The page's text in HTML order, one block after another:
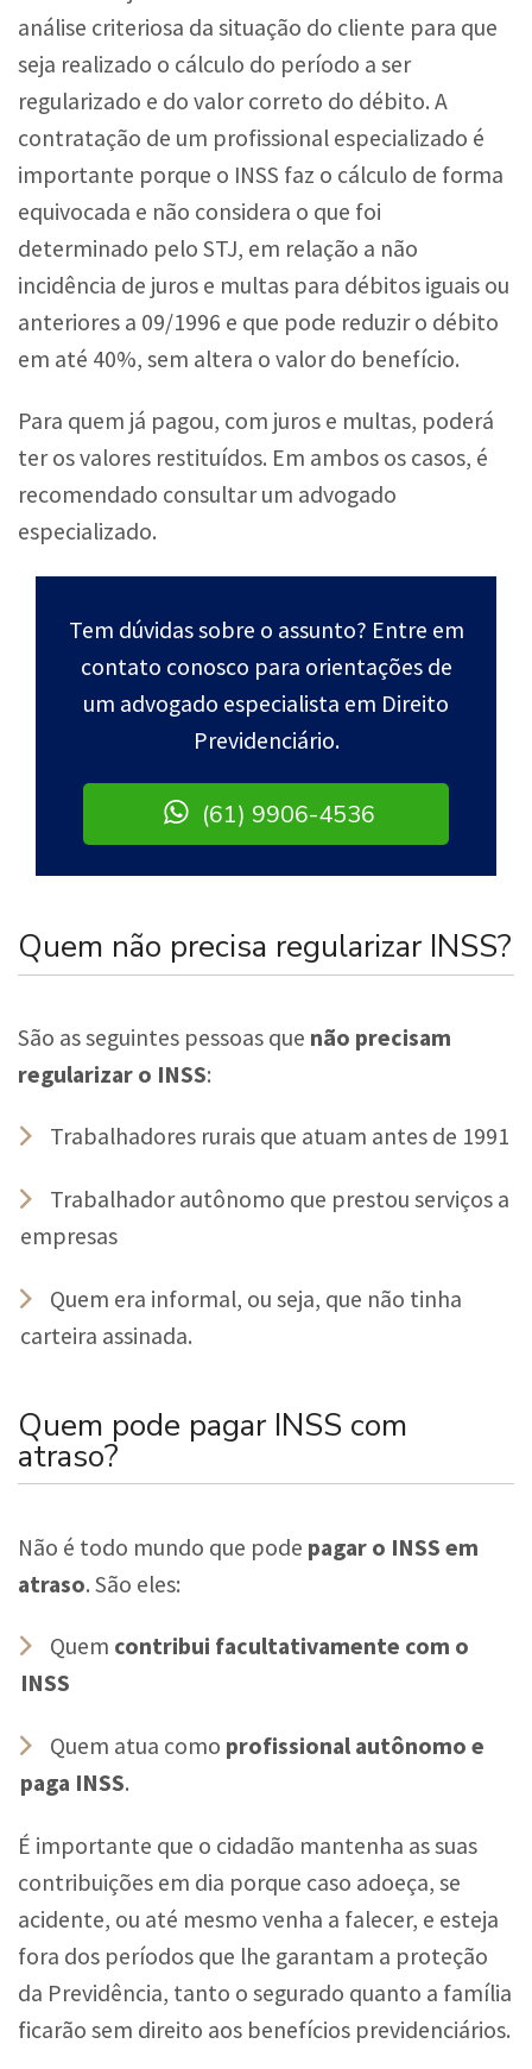
análise criteriosa da situação do cliente para que
seja realizado o cálculo do período a ser
regularizado e do valor correto do débito. A
contratação de um profissional especializado é
importante porque o INSS faz o cálculo de forma
equivocada e não considera o que foi
determinado pelo STJ, em relação a não
incidência de juros e multas para débitos iguais ou
anteriores a 09/1996 e que pode reduzir o débito
em até 40%, sem altera o valor do benefício.
Para quem já pagou, com juros e multas, poderá
ter os valores restituídos. Em ambos os casos, é
recomendado consultar um advogado
especializado.
Tem dúvidas sobre o assunto? Entre em
contato conosco para orientações de
um advogado especialista em Direito
Previdenciário.
(61) 9906-4536
Quem não precisa regularizar INSS?
São as seguintes pessoas que não precisam
regularizar o INSS:
Trabalhadores rurais que atuam antes de 1991
Trabalhador autônomo que prestou serviços a
empresas
Quem era informal, ou seja, que não tinha
carteira assinada.
Quem pode pagar INSS com
atraso?
Não é todo mundo que pode pagar o INSS em
atraso. São eles:
Quem contribui facultativamente com o
INSS
Quem atua como profissional autônomo e
paga INSS.
É importante que o cidadão mantenha as suas
contribuições em dia porque caso adoeça, se
acidente, ou até mesmo venha a falecer, e esteja
fora dos períodos que lhe garantam a proteção
da Previdência, tanto o segurado quanto a família
ficarão sem direito aos benefícios previdenciários.